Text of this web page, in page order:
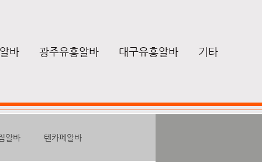
바 광주유흥알바 대구유흥알바 기타
알바 텐카페알바